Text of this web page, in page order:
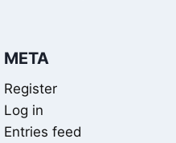
META
Register
Log in
Entries feed